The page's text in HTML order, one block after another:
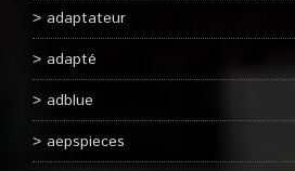
adaptateur
adapté
adblue
aepspieces